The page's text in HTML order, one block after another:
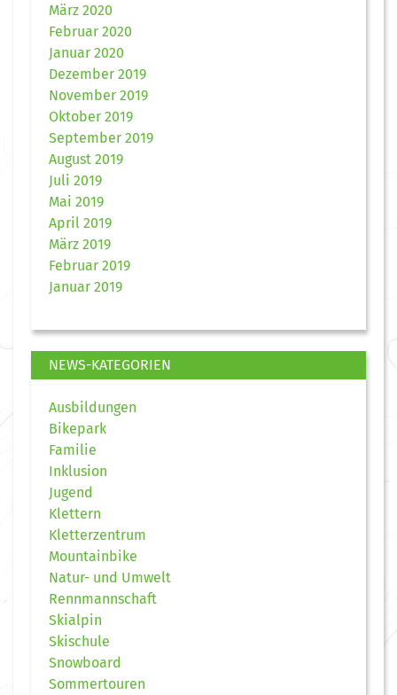
März 2020
Februar 2020
Januar 2020
Dezember 2019
November 2019
Oktober 2019
September 2019
August 2019
Juli 2019
Mai 2019
April 2019
März 2019
Februar 2019
Januar 2019
NEWS-KATEGORIEN
Ausbildungen
Bikepark
Familie
Inklusion
Jugend
Klettern
Kletterzentrum
Mountainbike
Natur- und Umwelt
Rennmannschaft
Skialpin
Skischule
Snowboard
Sommertouren